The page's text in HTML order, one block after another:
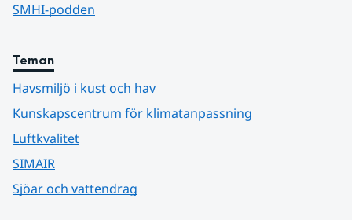
SMHI-podden
Teman
Havsmiljö i kust och hav
Kunskapscentrum för klimatanpassning
Luftkvalitet
SIMAIR
Sjöar och vattendrag